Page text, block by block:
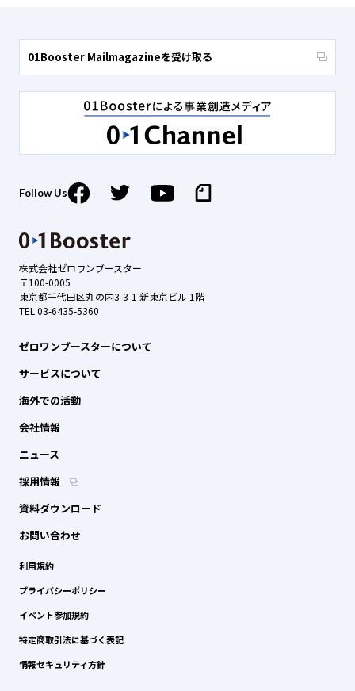
株式会社ゼロワンブースター
〒100-0005
東京都千代田区丸の内3-3-1 新東京ビル 1階
TEL 03-6435-5360
ゼロワンブースターについて
サービスについて
海外での活動
会社情報
ニュース
採用情報
資料ダウンロード
お問い合わせ
利用規約
プライバシーポリシー
イベント参加規約
特定商取引法に基づく表記
情報セキュリティ方針
01Booster Mailmagazineを受け取る
Follow Us